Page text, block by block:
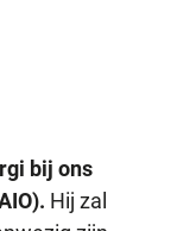
bij ons
Hij zal